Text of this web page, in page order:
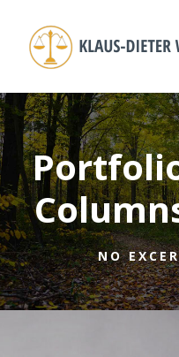
NO